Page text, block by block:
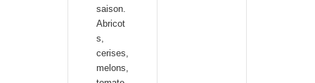
saison.
Abricot
s,
cerises,
melons,